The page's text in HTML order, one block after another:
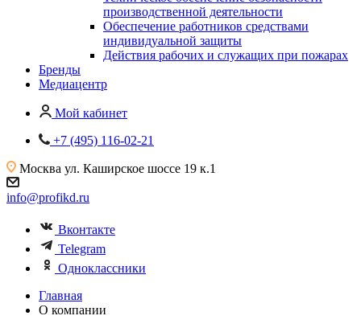
производственной деятельности
Обеспечение работников средствами
индивидуальной защиты
Действия рабочих и служащих при пожарах
Бренды
Медиацентр
Мой кабинет
+7 (495) 116-02-21
Москва ул. Каширское шоссе 19 к.1
info@profikd.ru
Вконтакте
Telegram
Одноклассники
Главная
О компании